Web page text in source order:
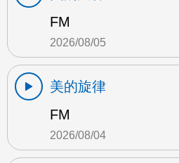
FM
2026/08/05
美的旋律
FM
2026/08/04